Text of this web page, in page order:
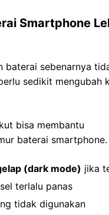
Smartphone
baterai sebenarnya
sedikit mengubah
bisa membantu
baterai smartphone.
(dark mode) jika
terlalu panas
tidak digunakan